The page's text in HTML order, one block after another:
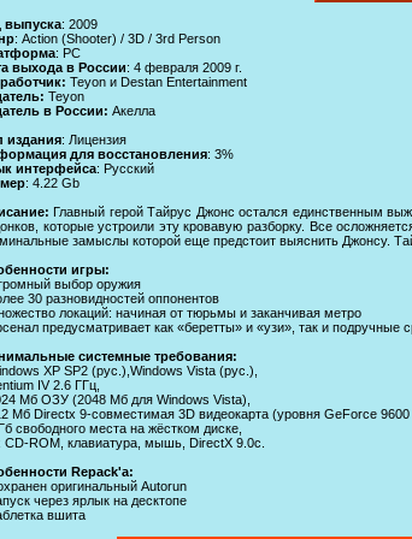
выпуска: 2009
: Action (Shooter) / 3D / 3rd Person
: PC
выхода в России: 4 февраля 2009 г.
Teyon и Destan Entertainment
Teyon
в России: Акелла
издания: Лицензия
для восстановления: 3%
интерфейса: Русский
: 4.22 Gb
Главный герой Тайрус Джонс остался единственным
которые устроили эту кровавую разборку. Все
замыслы которой еще предстоит выяснить Джонсу.
игры:
выбор оружия
30 разновидностей оппонентов
локаций: начиная от тюрьмы и заканчивая метро
предусматривает как «беретты» и «узи», так и
системные требования:
XP SP2 (рус.),Windows Vista (рус.),
IV 2.6 ГГц,
Мб ОЗУ (2048 Мб для Windows Vista),
Мб Directx 9-совместимая 3D видеокарта (уровня GeForce
свободного места на жёстком диске,
CD-ROM, клавиатура, мышь, DireсtX 9.0c.
Repack'a:
оригинальный Autorun
через ярлык на десктопе
вшита